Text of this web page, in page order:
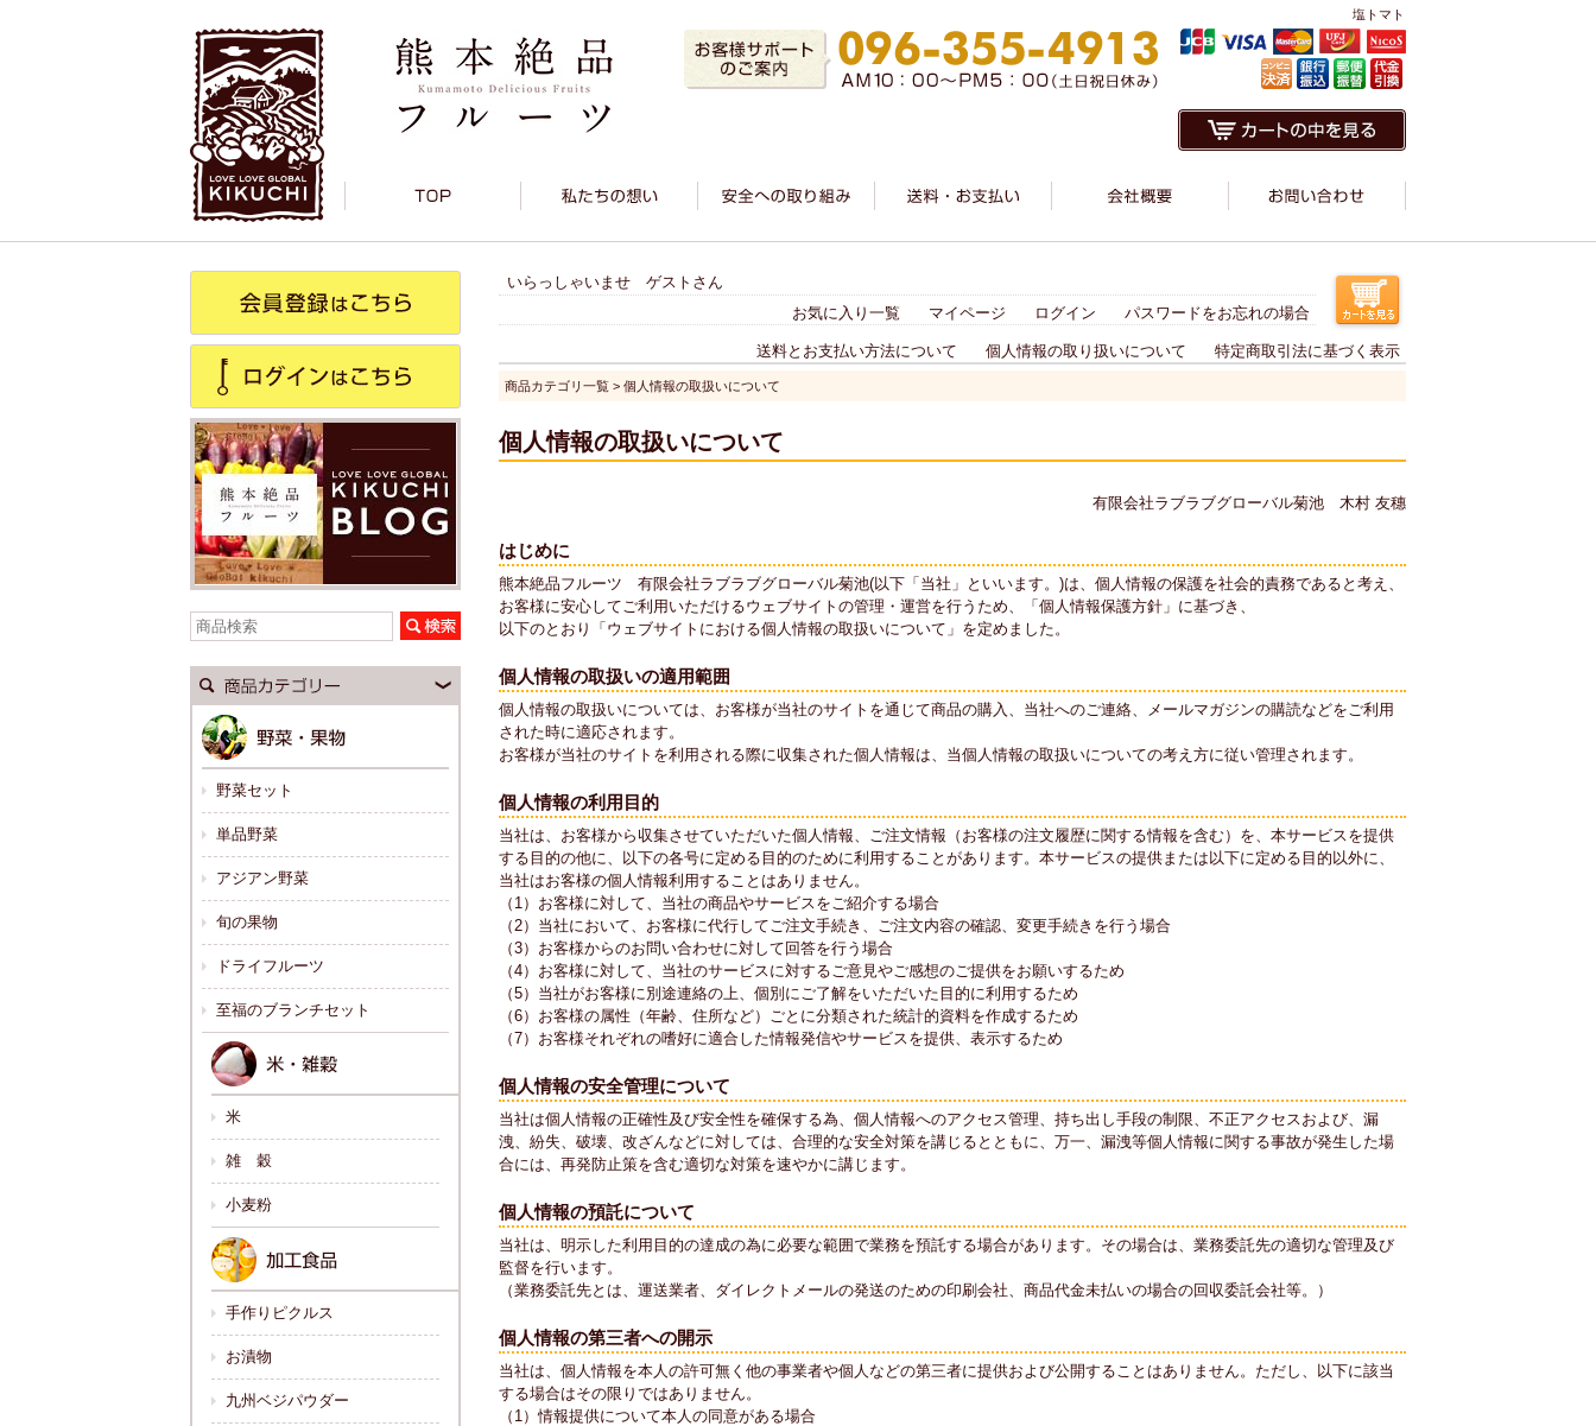
塩トマト
野菜セット
単品野菜
アジアン野菜
旬の果物
ドライフルーツ
至福のブランチセット
米
雑 穀
小麦粉
手作りピクルス
お漬物
九州ベジパウダー
いらっしゃいませ ゲストさん
お気に入り一覧
マイページ ログイン パスワードをお忘れの場合
送料とお支払い方法について 個人情報の取り扱いについて 特定商取引法に基づく表示
商品カテゴリ一覧 > 個人情報の取扱いについて
個人情報の取扱いについて
有限会社ラブラブグローバル菊池 木村 友穗
はじめに
熊本絶品フルーツ 有限会社ラブラブグローバル菊池(以下「当社」といいます。)は、個人情報の保護を社会的責務であると考え、
お客様に安心してご利用いただけるウェブサイトの管理・運営を行うため、「個人情報保護方針」に基づき、
以下のとおり「ウェブサイトにおける個人情報の取扱いについて」を定めました。
個人情報の取扱いの適用範囲
個人情報の取扱いについては、お客様が当社のサイトを通じて商品の購入、当社へのご連絡、メールマガジンの購読などをご利用
された時に適応されます。
お客様が当社のサイトを利用される際に収集された個人情報は、当個人情報の取扱いについての考え方に従い管理されます。
個人情報の利用目的
当社は、お客様から収集させていただいた個人情報、ご注文情報（お客様の注文履歴に関する情報を含む）を、本サービスを提供
する目的の他に、以下の各号に定める目的のために利用することがあります。本サービスの提供または以下に定める目的以外に、
当社はお客様の個人情報利用することはありません。
（1）お客様に対して、当社の商品やサービスをご紹介する場合
（2）当社において、お客様に代行してご注文手続き、ご注文内容の確認、変更手続きを行う場合
（3）お客様からのお問い合わせに対して回答を行う場合
（4）お客様に対して、当社のサービスに対するご意見やご感想のご提供をお願いするため
（5）当社がお客様に別途連絡の上、個別にご了解をいただいた目的に利用するため
（6）お客様の属性（年齢、住所など）ごとに分類された統計的資料を作成するため
（7）お客様それぞれの嗜好に適合した情報発信やサービスを提供、表示するため
個人情報の安全管理について
当社は個人情報の正確性及び安全性を確保する為、個人情報へのアクセス管理、持ち出し手段の制限、不正アクセスおよび、漏
洩、紛失、破壊、改ざんなどに対しては、合理的な安全対策を講じるとともに、万一、漏洩等個人情報に関する事故が発生した場
合には、再発防止策を含む適切な対策を速やかに講じます。
個人情報の預託について
当社は、明示した利用目的の達成の為に必要な範囲で業務を預託する場合があります。その場合は、業務委託先の適切な管理及び
監督を行います。
（業務委託先とは、運送業者、ダイレクトメールの発送のための印刷会社、商品代金未払いの場合の回収委託会社等。）
個人情報の第三者への開示
当社は、個人情報を本人の許可無く他の事業者や個人などの第三者に提供および公開することはありません。ただし、以下に該当
する場合はその限りではありません。
（1）情報提供について本人の同意がある場合